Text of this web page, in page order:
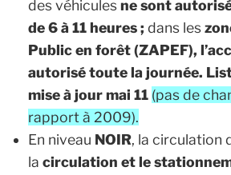
des véhiculesne sont
de 6 à 11 heures ;dans les
Public en forêt (ZAPEF),
autorisé toute la journée.
mise à jour mai 11 (pas de
rapport à 2009).
En niveau NOIR, la circulation
lacirculation et le